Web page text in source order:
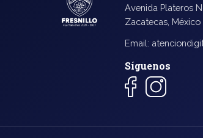
Avenida Plateros
Zacatecas, México
Email:
Síguenos